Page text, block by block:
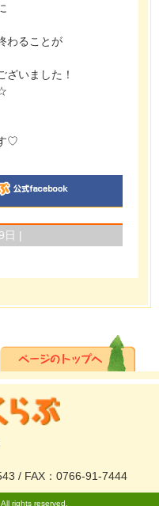
わることが
ざいました！
♡
日 |
1
/ FAX：0766-91-7444
rights reserved.